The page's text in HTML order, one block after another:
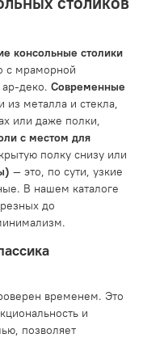
консольные столики
с мраморной
деко. Современные
из металла и стекла,
или даже полки,
с местом для
полку снизу или
— это, по сути, узкие
В нашем каталоге
до
временем. Это
и
позволяет